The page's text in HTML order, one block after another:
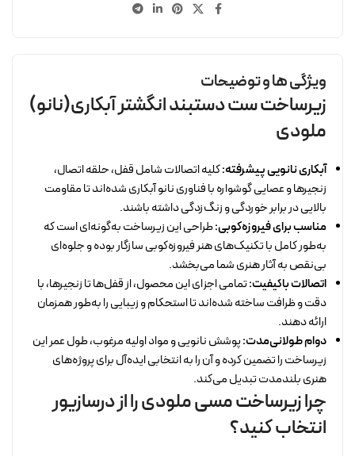
ویژگی ها و توضیحات
زیرساخت ست دستبند انگشتر آبکاری(نانو)
ملودی
آبکاری نانویی پیشرفته:کلیه اتصالات شامل قفل، حلقه اتصال،
زنجیرها و عصایی گوشواره با فناوری نانو آبکاری شده‌اند تا مقاومت
بالایی در برابر خوردگی و زنگ‌زدگی داشته باشند.
مناسب برای فیروزه‌کوبی:طراحی این زیرساخت به‌گونه‌ای است که
به‌طور کامل با تکنیک‌های هنر فیروزه‌کوبی سازگار بوده و جلوه‌ای
بی‌نقص به آثار هنری شما می‌بخشد.
اتصالات باکیفیت:تمامی اجزای این محصول، از قفل‌ها تا زنجیرها، با
دقت و ظرافت ساخته شده‌اند تا استحکام و زیبایی را به‌طور همزمان
ارائه دهند.
دوام طولانی‌مدت:پوشش نانویی و مواد اولیه مرغوب، طول عمر این
زیرساخت را تضمین کرده و آن را به انتخابی ایده‌آل برای پروژه‌های
هنری بلندمدت تبدیل می‌کند.
چرا زیرساخت مسی ملودی را از درسازیور
انتخاب کنید؟